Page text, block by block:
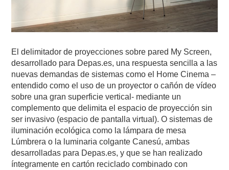
El delimitador de proyecciones sobre pared My Screen,
desarrollado para Depas.es, una respuesta sencilla a las
nuevas demandas de sistemas como el Home Cinema –
entendido como el uso de un proyector o cañón de vídeo
sobre una gran superficie vertical- mediante un
complemento que delimita el espacio de proyección sin
ser invasivo (espacio de pantalla virtual). O sistemas de
iluminación ecológica como la lámpara de mesa
Lúmbrera o la luminaria colgante Canesú, ambas
desarrolladas para Depas.es, y que se han realizado
íntegramente en cartón reciclado combinado con